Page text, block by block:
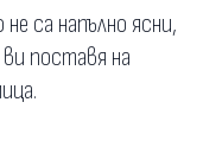
са напълно ясни,
ви поставя на